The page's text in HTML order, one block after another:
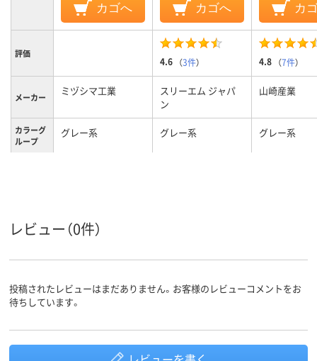
カゴへ カゴへ カ
評価
4.6 （3件） 4.8 （7件）
メーカー ミヅシマ工業
スリーエム ジャパ
ン
山崎産業
カラーグ
ループ
グレー系 グレー系 グレー系
レビュー（0件）
投稿されたレビューはまだありません。お客様のレビューコメントをお
待ちしています。